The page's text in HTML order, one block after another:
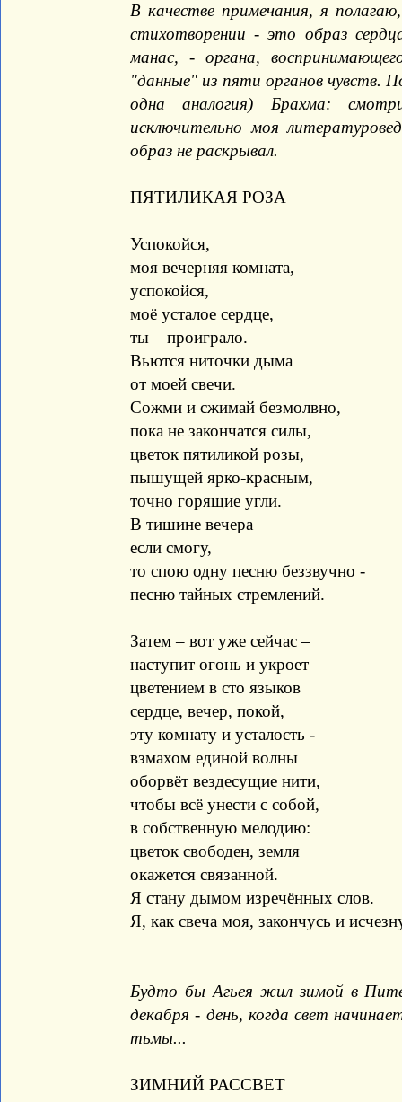
В качестве примечания, я
стихотворении - это образ
манас, - органа,
"данные" из пяти органов чувств.
одна аналогия) Брахма:
исключительно моя
образ не раскрывал.
ПЯТИЛИКАЯ РОЗА
Успокойся,
моя вечерняя комната,
успокойся,
моё усталое сердце,
ты – проиграло.
Вьются ниточки дыма
от моей свечи.
Сожми и сжимай безмолвно,
пока не закончатся силы,
цветок пятиликой розы,
пышущей ярко-красным,
точно горящие угли.
В тишине вечера
если смогу,
то спою одну песню беззвучно -
песню тайных стремлений.
Затем – вот уже сейчас –
наступит огонь и укроет
цветением в сто языков
сердце, вечер, покой,
эту комнату и усталость -
взмахом единой волны
оборвёт вездесущие нити,
чтобы всё унести с собой,
в собственную мелодию:
цветок свободен, земля
окажется связанной.
Я стану дымом изречённых слов.
Я, как свеча моя, закончусь и
Будто бы Агьея жил зимой в
декабря - день, когда свет
тьмы...
ЗИМНИЙ РАССВЕТ